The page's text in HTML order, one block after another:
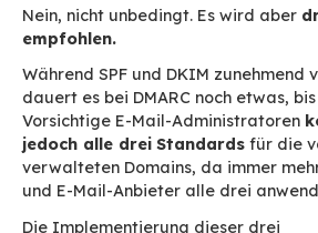
DMARC sollPhisher,
fälschen und sich als
(Spoofing).
DMARC vereinheitlicht die
einem gemeinsamen